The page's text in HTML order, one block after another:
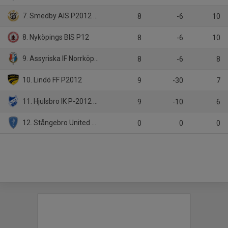
7. Smedby AIS P2012 Svart 8 -6 10
8. Nyköpings BIS P12 8 -6 10
9. Assyriska IF Norrköping 1 8 -6 8
10. Lindö FF P2012 9 -30 7
11. Hjulsbro IK P-2012 Blå 9 -10 6
12. Stångebro United BK 2012-13 0 0 0